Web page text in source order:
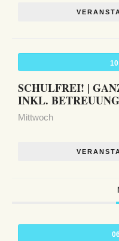
10
SCHULFREI! |
INKL. BETREUUNG
Mittwoch